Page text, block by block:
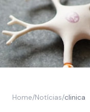
Home/Notícias/clinica